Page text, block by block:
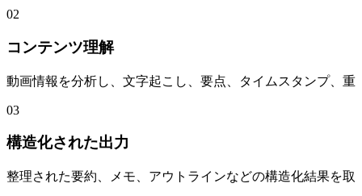
02
コンテンツ理解
動画情報を分析し、文字起こし、要点、タイムスタンプ、重
03
構造化された出力
整理された要約、メモ、アウトラインなどの構造化結果を